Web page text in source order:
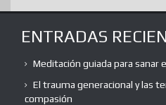
ENTRADAS
Meditación guiada para sanar
El trauma generacional y las
compasión